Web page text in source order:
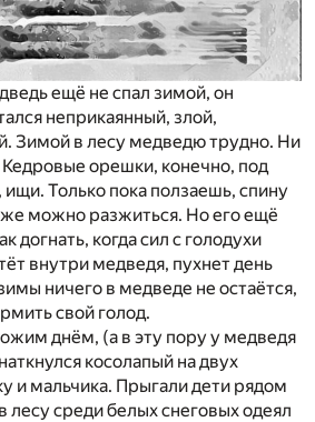
ещё не спал зимой, он
неприкаянный, злой,
Зимой в лесу медведю трудно. Ни
орешки, конечно, под
Только пока ползаешь, спину
можно разжиться. Но его ещё
догнать, когда сил с голодухи
внутри медведя, пухнет день
ничего в медведе не остаётся,
свой голод.
днём, (а в эту пору у медведя
косолапый на двух
и мальчика. Прыгали дети рядом
лесу среди белых снеговых одеял